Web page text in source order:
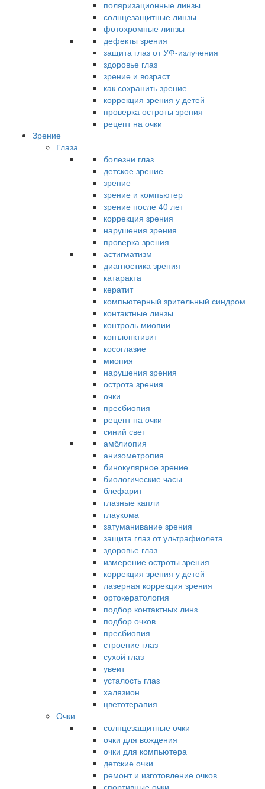
поляризационные линзы
солнцезащитные линзы
фотохромные линзы
дефекты зрения
защита глаз от УФ-излучения
здоровье глаз
зрение и возраст
как сохранить зрение
коррекция зрения у детей
проверка остроты зрения
рецепт на очки
Зрение
Глаза
болезни глаз
детское зрение
зрение
зрение и компьютер
зрение после 40 лет
коррекция зрения
нарушения зрения
проверка зрения
астигматизм
диагностика зрения
катаракта
кератит
компьютерный зрительный синдром
контактные линзы
контроль миопии
конъюнктивит
косоглазие
миопия
нарушения зрения
острота зрения
очки
пресбиопия
рецепт на очки
синий свет
амблиопия
анизометропия
бинокулярное зрение
биологические часы
блефарит
глазные капли
глаукома
затуманивание зрения
защита глаз от ультрафиолета
здоровье глаз
измерение остроты зрения
коррекция зрения у детей
лазерная коррекция зрения
ортокератология
подбор контактных линз
подбор очков
пресбиопия
строение глаз
сухой глаз
увеит
усталость глаз
халязион
цветотерапия
Очки
солнцезащитные очки
очки для вождения
очки для компьютера
детские очки
ремонт и изготовление очков